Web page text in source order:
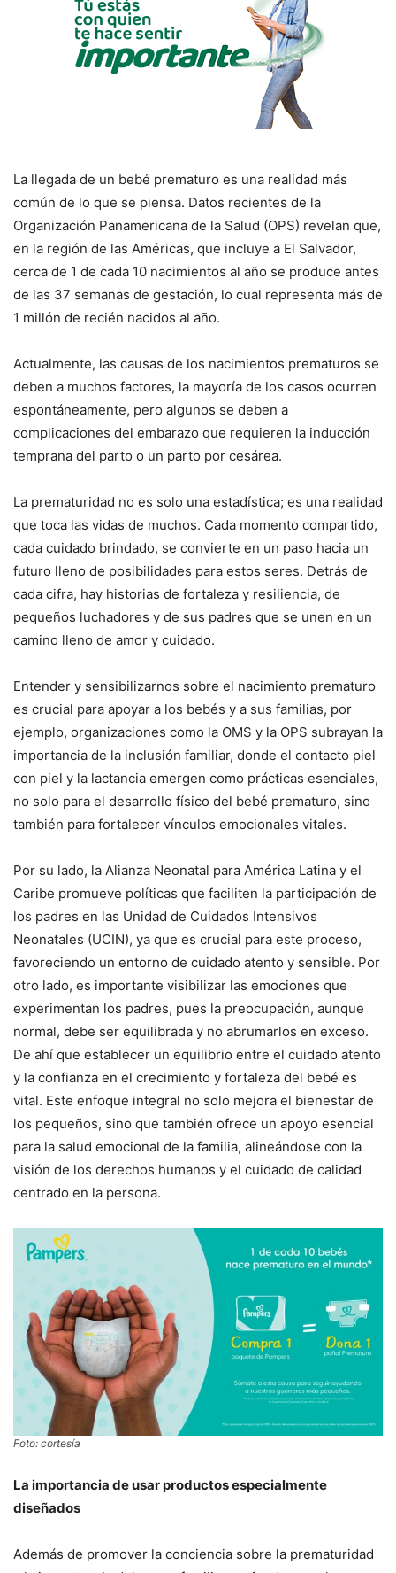
La llegada de un bebé prematuro es una realidad más
común de lo que se piensa. Datos recientes de la
Organización Panamericana de la Salud (OPS) revelan que,
en la región de las Américas, que incluye a El Salvador,
cerca de 1 de cada 10 nacimientos al año se produce antes
de las 37 semanas de gestación, lo cual representa más de
1 millón de recién nacidos al año.
Actualmente, las causas de los nacimientos prematuros se
deben a muchos factores, la mayoría de los casos ocurren
espontáneamente, pero algunos se deben a
complicaciones del embarazo que requieren la inducción
temprana del parto o un parto por cesárea.
La prematuridad no es solo una estadística; es una realidad
que toca las vidas de muchos. Cada momento compartido,
cada cuidado brindado, se convierte en un paso hacia un
futuro lleno de posibilidades para estos seres. Detrás de
cada cifra, hay historias de fortaleza y resiliencia, de
pequeños luchadores y de sus padres que se unen en un
camino lleno de amor y cuidado.
Entender y sensibilizarnos sobre el nacimiento prematuro
es crucial para apoyar a los bebés y a sus familias, por
ejemplo, organizaciones como la OMS y la OPS subrayan la
importancia de la inclusión familiar, donde el contacto piel
con piel y la lactancia emergen como prácticas esenciales,
no solo para el desarrollo físico del bebé prematuro, sino
también para fortalecer vínculos emocionales vitales.
Por su lado, la Alianza Neonatal para América Latina y el
Caribe promueve políticas que faciliten la participación de
los padres en las Unidad de Cuidados Intensivos
Neonatales (UCIN), ya que es crucial para este proceso,
favoreciendo un entorno de cuidado atento y sensible. Por
otro lado, es importante visibilizar las emociones que
experimentan los padres, pues la preocupación, aunque
normal, debe ser equilibrada y no abrumarlos en exceso.
De ahí que establecer un equilibrio entre el cuidado atento
y la confianza en el crecimiento y fortaleza del bebé es
vital. Este enfoque integral no solo mejora el bienestar de
los pequeños, sino que también ofrece un apoyo esencial
para la salud emocional de la familia, alineándose con la
visión de los derechos humanos y el cuidado de calidad
centrado en la persona.
Foto: cortesía
La importancia de usar productos especialmente
diseñados
Además de promover la conciencia sobre la prematuridad